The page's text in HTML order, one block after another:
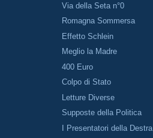
Via della Seta n°0
Romagna Sommersa
Effetto Schlein
Meglio la Madre
400 Euro
Colpo di Stato
Letture Diverse
Supposte della Politica
I Presentatori della Destra